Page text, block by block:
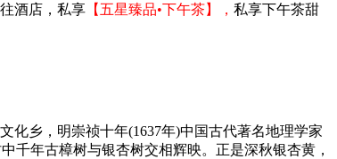
酒店，私享 【五星臻品•下午茶】， 私享下午茶甜
化乡，明崇祯十年(1637年)中国古代著名地理学家
千年古樟树与银杏树交相辉映。正是深秋银杏黄，